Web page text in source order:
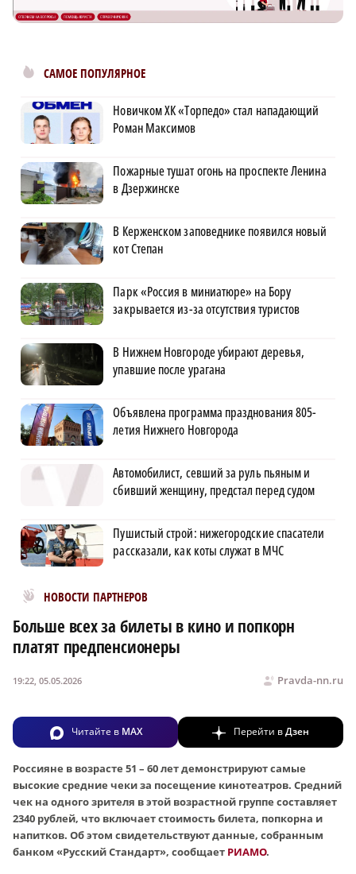
САМОЕ ПОПУЛЯРНОЕ
Новичком ХК «Торпедо» стал нападающий
Роман Максимов
Пожарные тушат огонь на проспекте Ленина
в Дзержинске
В Керженском заповеднике появился новый
кот Степан
Парк «Россия в миниатюре» на Бору
закрывается из-за отсутствия туристов
В Нижнем Новгороде убирают деревья,
упавшие после урагана
Объявлена программа празднования 805-
летия Нижнего Новгорода
Автомобилист, севший за руль пьяным и
сбивший женщину, предстал перед судом
Пушистый строй: нижегородские спасатели
рассказали, как коты служат в МЧС
НОВОСТИ ПАРТНЕРОВ
Новости МирТесен
Больше всех за билеты в кино и попкорн
платят предпенсионеры
Pravda-nn.ru
19:22, 05.05.2026
Читайте в MAX Перейти вДзен
Россияне в возрасте 51 – 60 лет демонстрируют самые
высокие средние чеки за посещение кинотеатров. Средний
чек на одного зрителя в этой возрастной группе составляет
2340 рублей, что включает стоимость билета, попкорна и
напитков. Об этом свидетельствуютданные, собранным
банком «Русский Стандарт», сообщает РИАМО.